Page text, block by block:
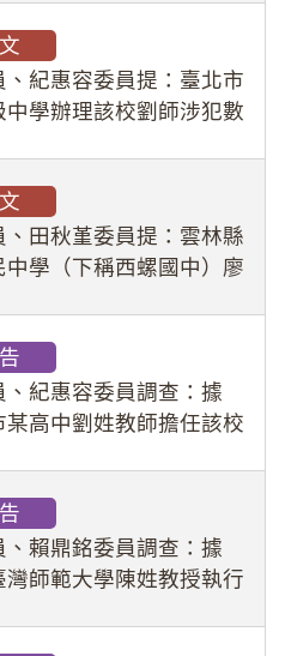
」及「職業安全衛生法」
務人員
、紀惠容委員提：臺北市
中學辦理該校劉師涉犯數
錯功能，不僅首份調查報
師生不
、田秋堇委員提：雲林縣
中學（下稱西螺國中）廖
生等行為，歷經該校校園
議（下
、紀惠容委員調查：據
某高中劉姓教師擔任該校
樣態性影像並以手機傳送
因畏懼成
、賴鼎銘委員調查：據
灣師範大學陳姓教授執行